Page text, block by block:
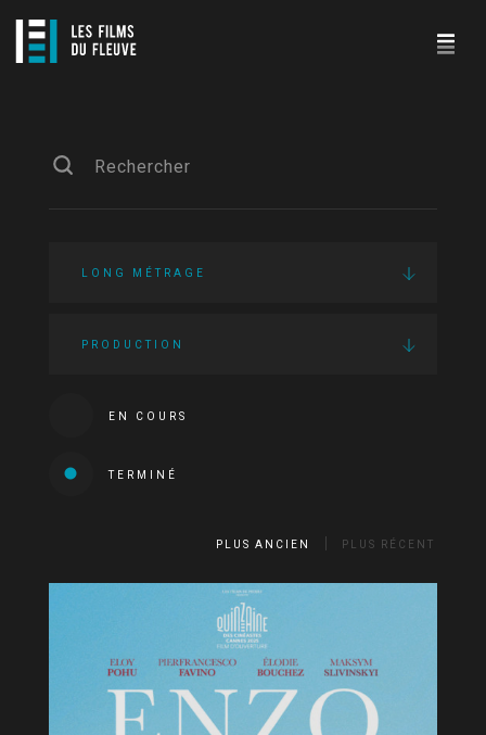
LONG MÉTRAGE
PRODUCTION
EN COURS
TERMINÉ
PLUS ANCIEN PLUS RÉCENT